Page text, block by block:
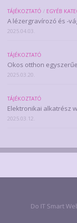
TÁJÉKOZTATÓ / EGYÉB
A lézergravírozó és -
2025.04.03.
TÁJÉKOZTATÓ
Okos otthon
2025.03.20.
TÁJÉKOZTATÓ
Elektronikai alkatrész
2025.03.12.
Do IT Smart